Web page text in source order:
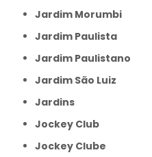
Jardim Morumbi
Jardim Paulista
Jardim Paulistano
Jardim São Luiz
Jardins
Jockey Club
Jockey Clube